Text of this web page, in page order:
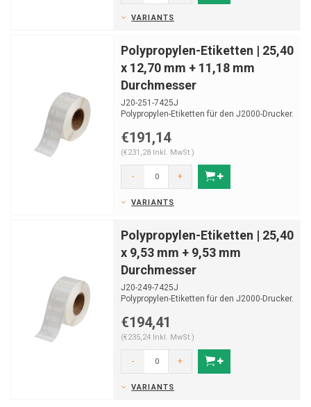
VARIANTS
Polypropylen-Etiketten | 25,40
x 12,70 mm + 11,18 mm
Durchmesser
J20-251-7425J
Polypropylen-Etiketten für den J2000-Drucker.
Ro...
€191,14
(€231,28 Inkl. MwSt.)
- +
VARIANTS
Polypropylen-Etiketten | 25,40
x 9,53 mm + 9,53 mm
Durchmesser
J20-249-7425J
Polypropylen-Etiketten für den J2000-Drucker.
Ro...
€194,41
(€235,24 Inkl. MwSt.)
- +
VARIANTS